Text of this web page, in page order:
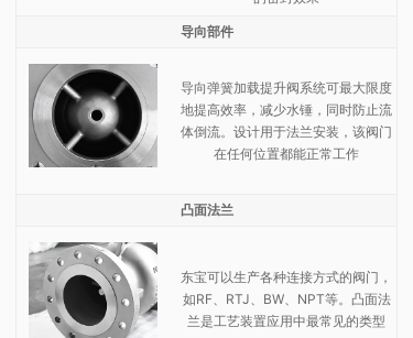
导向部件
导向弹簧加载提升阀系统可最大限度
地提高效率，减少水锤，同时防止流
体倒流。设计用于法兰安装，该阀门
在任何位置都能正常工作
凸面法兰
东宝可以生产各种连接方式的阀门，
如RF、RTJ、BW、NPT等。凸面法
兰是工艺装置应用中最常见的类型